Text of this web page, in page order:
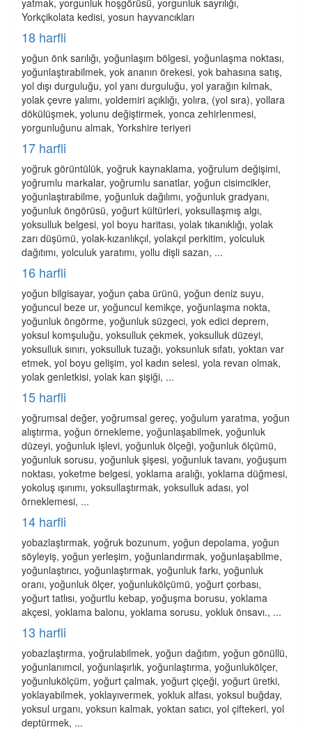
yatmak, yorgunluk hoşgörüsü, yorgunluk sayrılığı,
Yorkçikolata kedisi, yosun hayvancıkları
18 harfli
yoğun önk sarılığı, yoğunlaşım bölgesi, yoğunlaşma noktası,
yoğunlaştırabilmek, yok ananın örekesi, yok bahasına satış,
yol dışı durguluğu, yol yanı durguluğu, yol yarağın kılmak,
yolak çevre yalımı, yoldemiri açıklığı, yolıra, (yol sıra), yollara
dökülüşmek, yolunu değiştirmek, yonca zehirlenmesi,
yorgunluğunu almak, Yorkshire teriyeri
17 harfli
yoğruk görüntülük, yoğruk kaynaklama, yoğrulum değişimi,
yoğrumlu markalar, yoğrumlu sanatlar, yoğun cisimcikler,
yoğunlaştırabilme, yoğunluk dağılımı, yoğunluk gradyanı,
yoğunluk öngörüsü, yoğurt kültürleri, yoksullaşmış algı,
yoksulluk belgesi, yol boyu haritası, yolak tıkanıklığı, yolak
zarı düşümü, yolak-kızanlıkçıl, yolakçıl perkitim, yolculuk
dağıtımı, yolculuk yaratımı, yollu dişli sazan, ...
16 harfli
yoğun bilgisayar, yoğun çaba ürünü, yoğun deniz suyu,
yoğuncul beze ur, yoğuncul kemikçe, yoğunlaşma nokta,
yoğunluk öngörme, yoğunluk süzgeci, yok edici deprem,
yoksul komşuluğu, yoksulluk çekmek, yoksulluk düzeyi,
yoksulluk sınırı, yoksulluk tuzağı, yoksunluk sıfatı, yoktan var
etmek, yol boyu gelişim, yol kadın selesi, yola revan olmak,
yolak genletkisi, yolak kan şişiği, ...
15 harfli
yoğrumsal değer, yoğrumsal gereç, yoğulum yaratma, yoğun
alıştırma, yoğun örnekleme, yoğunlaşabilmek, yoğunluk
düzeyi, yoğunluk işlevi, yoğunluk ölçeği, yoğunluk ölçümü,
yoğunluk sorusu, yoğunluk şişesi, yoğunluk tavanı, yoğuşum
noktası, yoketme belgesi, yoklama aralığı, yoklama düğmesi,
yokoluş ışınımı, yoksullaştırmak, yoksulluk adası, yol
örneklemesi, ...
14 harfli
yobazlaştırmak, yoğruk bozunum, yoğun depolama, yoğun
söyleyiş, yoğun yerleşim, yoğunlandırmak, yoğunlaşabilme,
yoğunlaştırıcı, yoğunlaştırmak, yoğunluk farkı, yoğunluk
oranı, yoğunluk ölçer, yoğunlukölçümü, yoğurt çorbası,
yoğurt tatlısı, yoğurtlu kebap, yoğuşma borusu, yoklama
akçesi, yoklama balonu, yoklama sorusu, yokluk önsavı., ...
13 harfli
yobazlaştırma, yoğrulabilmek, yoğun dağıtım, yoğun gönüllü,
yoğunlanımcıl, yoğunlaşırlık, yoğunlaştırma, yoğunlukölçer,
yoğunlukölçüm, yoğurt çalmak, yoğurt çiçeği, yoğurt üretki,
yoklayabilmek, yoklayıvermek, yokluk alfası, yoksul buğday,
yoksul urganı, yoksun kalmak, yoktan satıcı, yol çiftekeri, yol
deptürmek, ...